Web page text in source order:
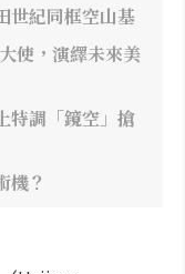
世紀同框空山基
使，演繹未來美
特調「鏡空」搶
機？